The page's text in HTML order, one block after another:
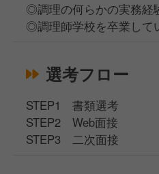
◎調理の何らかの実務経
◎調理師学校を卒業して
選考フロー
STEP1 書類選考
STEP2 Web面接
STEP3 二次面接